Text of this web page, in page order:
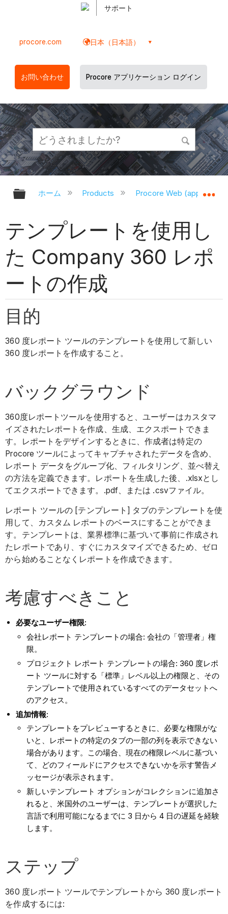
サポート
procore.com 日本（日本語）
お問い合わせ Procore アプリケーション ログイン
グローバル階層を展開/折りたたむ
ホーム Products Procore Web
テンプレートを使用し
た Company 360 レポ
ートの作成
目的
360 度レポート ツールのテンプレートを使用して新しい
360 度レポートを作成すること。
バックグラウンド
360度レポートツールを使用すると、ユーザーはカスタマ
イズされたレポートを作成、生成、エクスポートできま
す。レポートをデザインするときに、作成者は特定の
Procore ツールによってキャプチャされたデータを含め、
レポート データをグループ化、フィルタリング、並べ替え
の方法を定義できます。レポートを生成した後、.xlsxとし
てエクスポートできます。.pdf、または .csvファイル。
レポート ツールの [テンプレート] タブのテンプレートを使
用して、カスタム レポートのベースにすることができま
す。テンプレートは、業界標準に基づいて事前に作成され
たレポートであり、すぐにカスタマイズできるため、ゼロ
から始めることなくレポートを作成できます。
考慮すべきこと
必要なユーザー権限:
会社レポート テンプレートの場合: 会社の「管理者」権
限。
プロジェクト レポート テンプレートの場合: 360 度レポ
ート ツールに対する「標準」レベル以上の権限と、その
テンプレートで使用されているすべてのデータセットへ
のアクセス。
追加情報:
テンプレートをプレビューするときに、必要な権限がな
いと、レポートの特定のタブの一部の列を表示できない
場合があります。この場合、現在の権限レベルに基づい
て、どのフィールドにアクセスできないかを示す警告メ
ッセージが表示されます。
新しいテンプレート オプションがコレクションに追加さ
れると、米国外のユーザーは、テンプレートが選択した
言語で利用可能になるまでに 3 日から 4 日の遅延を経験
します。
ステップ
360 度レポート ツールでテンプレートから 360 度レポート
を作成するには: